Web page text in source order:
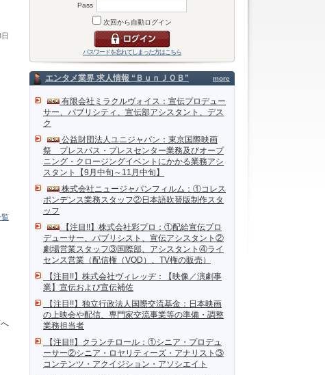
Pass
次回から自動ログイン
パスワードを忘れてしまった方はこちら
more
エンタメ業界 求人情報 “ＢｕｎＪＯＢ”
有限会社ミラクルヴォイス：宣伝プロデュー
サー、パブリシティ、宣伝部アシスタント、デス
ク
公益財団法人ユニジャパン：東京国際映画
祭 プレスパス・プレスセンター業務及びオープ
ニング・クロージングイベントにかかる業務アシ
スタント【9月中旬～11月中旬】
株式会社ニュージャパンフィルム：①コレス
ポンデンス業務スタッフ②日本語吹替版制作スタ
ッフ
【注目!!】株式会社彩プロ：①配給宣伝プロ
デューサー、パブリシスト、宣伝アシスタント②
劇場営業スタッフ③国際部、アシスタント④ライ
センス営業（配信権（VOD）、TV権の販売）
【注目!!】株式会社ヴィレッヂ：【映像／演劇事
業】宣伝および宣伝補佐
【注目!!】独立行政法人国際交流基金：日本映画
の上映会や配信、専門家交流事業等の準備・調整
業務担当者
【注目!!】クランチロール：①シニア・プロデュ
ーサー②シニア・ロヤリティーズ・アナリスト③
コンテンツ・アクイジション・アソシエイト
覧